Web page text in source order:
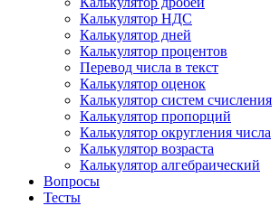
Калькулятор НДС
Калькулятор дней
Калькулятор процентов
Перевод числа в текст
Калькулятор оценок
Калькулятор систем счисления
Калькулятор пропорций
Калькулятор округления числа
Калькулятор возраста
Калькулятор алгебраический
Вопросы
Тесты